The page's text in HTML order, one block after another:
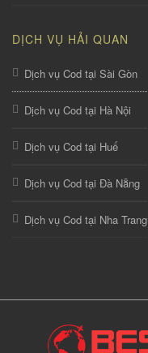
DỊCH VỤ HẢI QUAN
Dịch vụ Cod tại Sài Gòn
Dịch vụ Cod tại Hà Nội
Dịch vụ Cod tại Huế
Dịch vụ Cod tại Đà Nẵng
Dịch vụ Cod tại Nha Trang